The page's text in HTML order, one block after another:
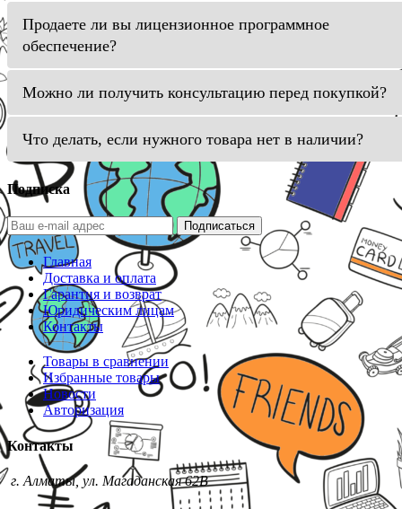
Продаете ли вы лицензионное программное
обеспечение?
Можно ли получить консультацию перед покупкой?
Что делать, если нужного товара нет в наличии?
Подписка
Подписаться
Главная
Доставка и оплата
Гарантия и возврат
Юридическим лицам
Контакты
Товары в сравнении
Избранные товары
Новости
Авторизация
Контакты
г. Алматы, ул. Магаданская 62В